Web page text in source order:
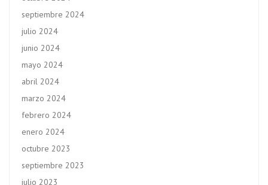
septiembre 2024
julio 2024
junio 2024
mayo 2024
abril 2024
marzo 2024
febrero 2024
enero 2024
octubre 2023
septiembre 2023
julio 2023